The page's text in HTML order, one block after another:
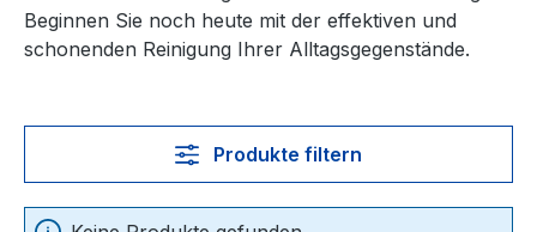
Beginnen Sie noch heute mit der effektiven und
schonenden Reinigung Ihrer Alltagsgegenstände.
Produkte filtern